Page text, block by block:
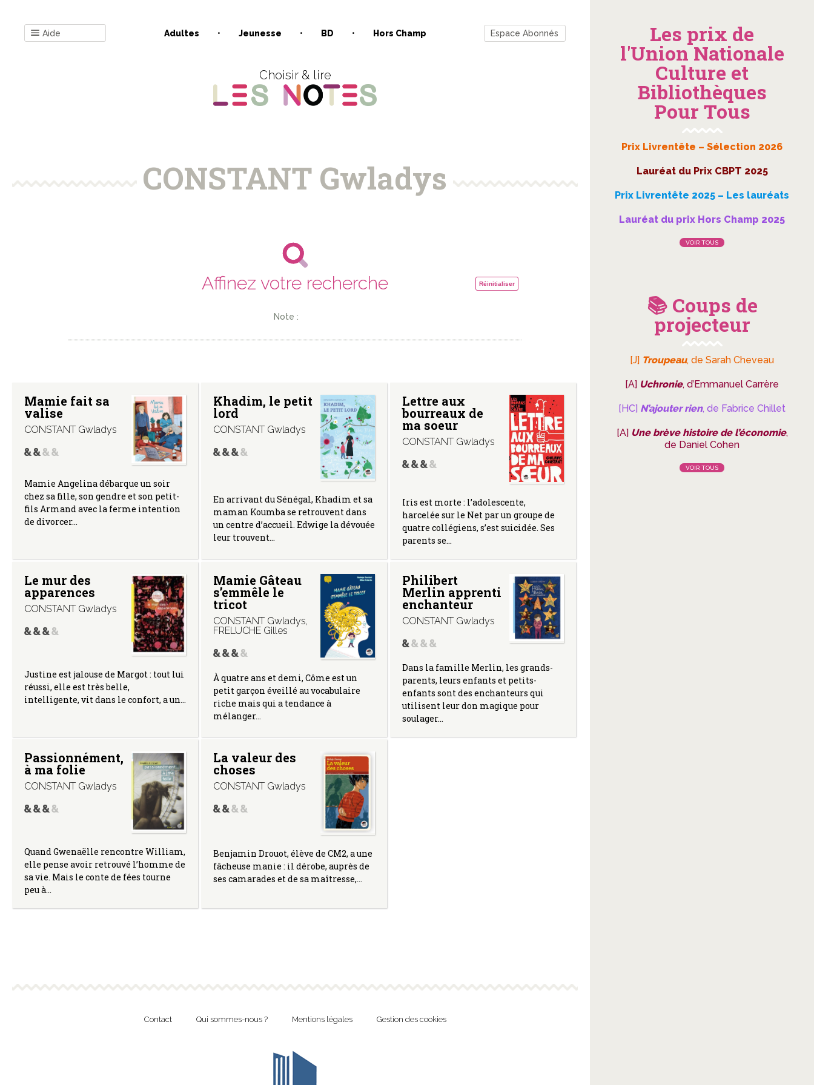
Aide Adultes Jeunesse BD Hors Champ Espace Abonnés
Choisir & lire
CONSTANT Gwladys
Affinez votre recherche
Note :
Réinitialiser
Mamie fait sa
valise
CONSTANT Gwladys
Mamie Angelina débarque un soir
chez sa fille, son gendre et son petit-
fils Armand avec la ferme intention
de divorcer…
Khadim, le petit
lord
CONSTANT Gwladys
En arrivant du Sénégal, Khadim et sa
maman Koumba se retrouvent dans
un centre d’accueil. Edwige la dévouée
leur trouvent…
Lettre aux
bourreaux de
ma soeur
CONSTANT Gwladys
Iris est morte : l’adolescente,
harcelée sur le Net par un groupe de
quatre collégiens, s’est suicidée. Ses
parents se…
Le mur des
apparences
CONSTANT Gwladys
Justine est jalouse de Margot : tout lui
réussi, elle est très belle,
intelligente, vit dans le confort, a un…
Mamie Gâteau
s’emmêle le
tricot
CONSTANT Gwladys,
FRELUCHE Gilles
À quatre ans et demi, Côme est un
petit garçon éveillé au vocabulaire
riche mais qui a tendance à
mélanger…
Philibert
Merlin apprenti
enchanteur
CONSTANT Gwladys
Dans la famille Merlin, les grands-
parents, leurs enfants et petits-
enfants sont des enchanteurs qui
utilisent leur don magique pour
soulager…
Passionnément,
à ma folie
CONSTANT Gwladys
Quand Gwenaëlle rencontre William,
elle pense avoir retrouvé l’homme de
sa vie. Mais le conte de fées tourne
peu à…
La valeur des
choses
CONSTANT Gwladys
Benjamin Drouot, élève de CM2, a une
fâcheuse manie : il dérobe, auprès de
ses camarades et de sa maîtresse,…
Les prix de
l'Union Nationale
Culture et
Bibliothèques
Pour Tous
Prix Livrentête – Sélection 2026
Lauréat du Prix CBPT 2025
Prix Livrentête 2025 – Les lauréats
Lauréat du prix Hors Champ 2025
VOIR TOUS
📚 Coups de
projecteur
[J] Troupeau, de Sarah Cheveau
[A] Uchronie, d’Emmanuel Carrère
[HC] N’ajouter rien, de Fabrice Chillet
[A] Une brève histoire de l’économie,
de Daniel Cohen
VOIR TOUS
Contact Qui sommes-nous ? Mentions légales Gestion des cookies